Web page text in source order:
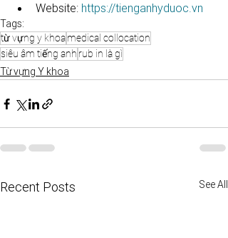
Website: https://tienganhyduoc.vn
Tags:
từ vựng y khoamedical collocation
siêu âm tiếng anh rub in là gì
Từ vựng Y khoa
Recent Posts See All